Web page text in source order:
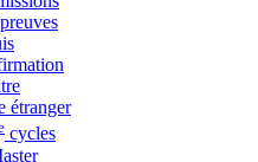
étranger
cycles